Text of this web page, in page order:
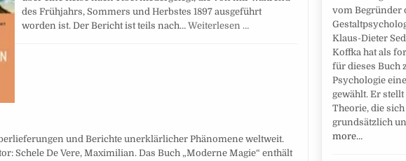
des Frühjahrs, Sommers und Herbstes 1897 ausgeführt
worden ist. Der Bericht ist teils nach…Weiterlesen …
und Berichte unerklärlicher Phänomene weltweit.
Schele De Vere, Maximilian. Das Buch „Moderne Magie“ enthält
vom Begründer
Klaus-Dieter
Koffka hat als
für dieses Buch
Psychologie
gewählt. Er
Theorie, die
grundsätzlich
more…